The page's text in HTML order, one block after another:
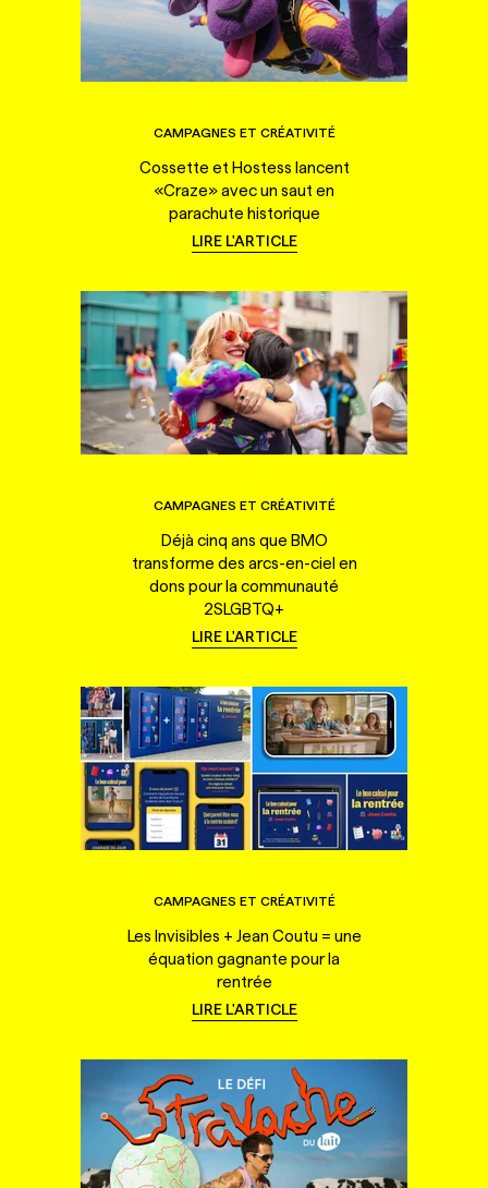
CAMPAGNES ET CRÉATIVITÉ
Cossette et Hostess lancent
«Craze» avec un saut en
parachute historique
LIRE L'ARTICLE
CAMPAGNES ET CRÉATIVITÉ
Déjà cinq ans que BMO
transforme des arcs-en-ciel en
dons pour la communauté
2SLGBTQ+
LIRE L'ARTICLE
CAMPAGNES ET CRÉATIVITÉ
Les Invisibles + Jean Coutu = une
équation gagnante pour la
rentrée
LIRE L'ARTICLE